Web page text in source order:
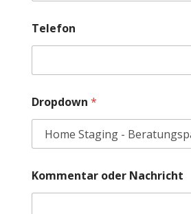
Telefon
Dropdown *
Kommentar oder Nachricht